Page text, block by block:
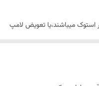
استوک میباشند،یا تعویض لامپ